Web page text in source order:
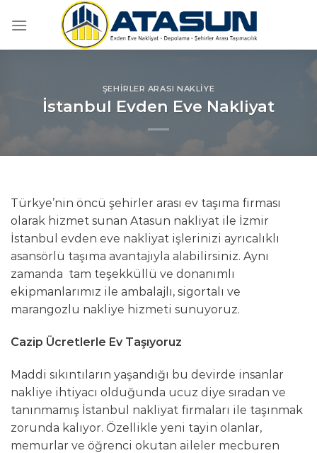
atla
ŞEHIRLER ARASI NAKLIYE
İstanbul Evden Eve Nakliyat
Türkye’nin öncü şehirler arası ev taşıma firması
olarak hizmet sunan Atasun nakliyat ile İzmir
İstanbul evden eve nakliyat işlerinizi ayrıcalıklı
asansörlü taşıma avantajıyla alabilirsiniz. Aynı
zamanda tam teşekküllü ve donanımlı
ekipmanlarımız ile ambalajlı, sigortalı ve
marangozlu nakliye hizmeti sunuyoruz.
Cazip Ücretlerle Ev Taşıyoruz
Maddi sıkıntıların yaşandığı bu devirde insanlar
nakliye ihtiyacı olduğunda ucuz diye sıradan ve
tanınmamış İstanbul nakliyat firmaları ile taşınmak
zorunda kalıyor. Özellikle yeni tayin olanlar,
memurlar ve öğrenci okutan aileler mecburen